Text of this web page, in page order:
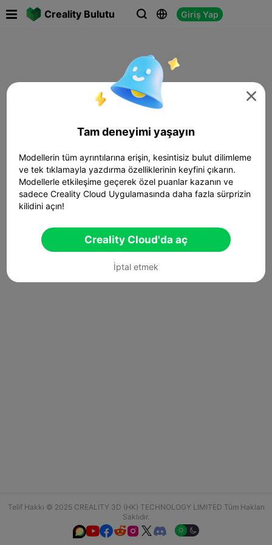
Creality Bulutu   Giriş Yap
Telif Hakkı © 2025 CREALITY 3D (HK) TECHNOLOGY LIMITED Tüm Hakları
Saklıdır.
  

Tam deneyimi yaşayın
Modellerin tüm ayrıntılarına erişin, kesintisiz bulut dilimleme
ve tek tıklamayla yazdırma özelliklerinin keyfini çıkarın.
Modellerle etkileşime geçerek özel puanlar kazanın ve
sadece Creality Cloud Uygulamasında daha fazla sürprizin
kilidini açın!
Creality Cloud'da aç
İptal etmek